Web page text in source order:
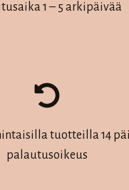
1 – 5 arkipäivää
tuotteilla 14
palautusoikeus